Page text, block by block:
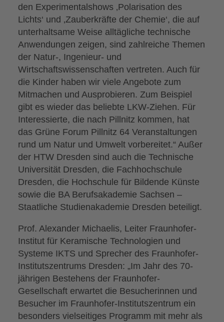
den Experimentalshows ‚Polarisation des
Lichts‘ und ‚Zauberkräfte der Chemie‘, die auf
unterhaltsame Weise alltägliche technische
Anwendungen zeigen, sind zahlreiche Themen
der Natur-, Ingenieur- und
Wirtschaftswissenschaften vertreten. Auch für
die Kinder haben wir viele Angebote zum
Mitmachen und Ausprobieren. Zum Beispiel
gibt es wieder das beliebte LKW-Ziehen. Für
Interessierte, die nach Pillnitz kommen, hat
das Grüne Forum Pillnitz 64 Veranstaltungen
rund um Natur und Umwelt vorbereitet.“ Außer
der HTW Dresden sind auch die Technische
Universität Dresden, die Fachhochschule
Dresden, die Hochschule für Bildende Künste
sowie die BA Berufsakademie Sachsen –
Staatliche Studienakademie Dresden beteiligt.
Prof. Alexander Michaelis, Leiter Fraunhofer-
Institut für Keramische Technologien und
Systeme IKTS und Sprecher des Fraunhofer-
Institutszentrums Dresden: „Im Jahr des 70-
jährigen Bestehens der Fraunhofer-
Gesellschaft erwartet die Besucherinnen und
Besucher im Fraunhofer-Institutszentrum ein
besonders vielseitiges Programm mit mehr als